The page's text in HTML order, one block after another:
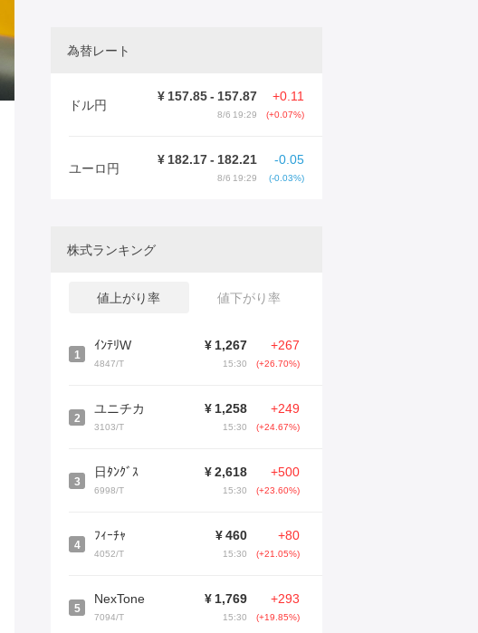
為替レート
ドル円 ¥157.85- 157.87
8/6 19:29
+0.11
(+0.07%)
ユーロ円 ¥182.17- 182.21
8/6 19:29
-0.05
(-0.03%)
株式ランキング
値上がり率 値下がり率
1
ｲﾝﾃﾘW
4847/T
¥1,267
15:30
+267
(+26.70%)
2
ユニチカ
3103/T
¥1,258
15:30
+249
(+24.67%)
3
日ﾀﾝｸﾞｽ
6998/T
¥2,618
15:30
+500
(+23.60%)
4
ﾌｨｰﾁｬ
4052/T
¥460
15:30
+80
(+21.05%)
5
NexTone
7094/T
¥1,769
15:30
+293
(+19.85%)